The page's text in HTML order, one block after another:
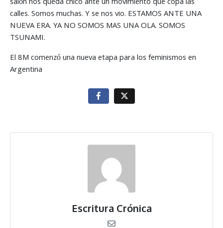
calles. Somos muchas. Y se nos vio. ESTAMOS ANTE UNA
NUEVA ERA. YA NO SOMOS MAS UNA OLA. SOMOS
TSUNAMI.
El 8M comenzó una nueva etapa para los feminismos en
Argentina
Escritura Crónica